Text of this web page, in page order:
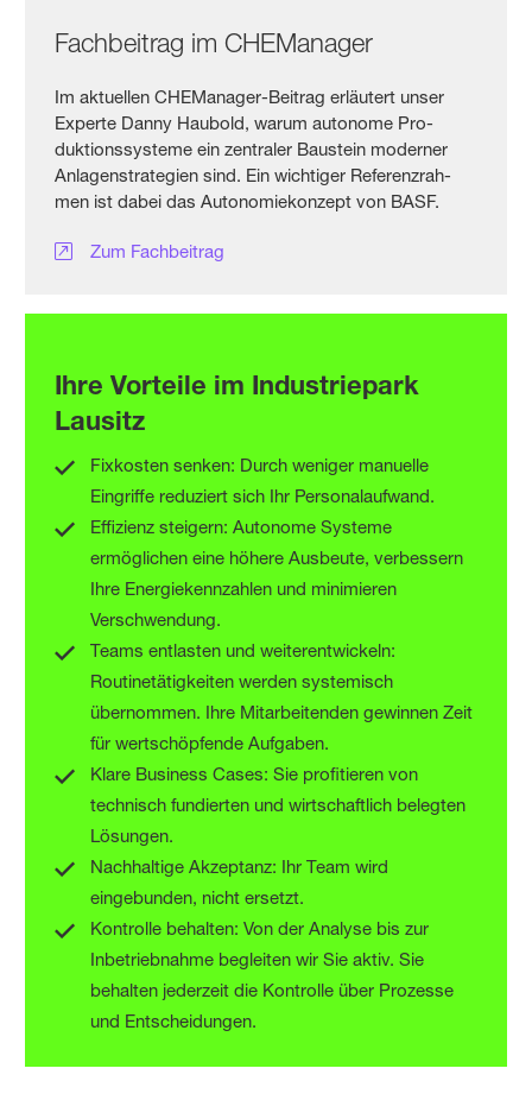
Fachbeitrag im CHEManager
Im aktuellen CHEManager-Beitrag erläutert unser
Experte Danny Haubold, warum autonome Pro­
duktions­sys­teme ein zen­traler Bau­stein mo­der­ner
An­lagen­stra­tegien sind. Ein wich­tiger Re­ferenz­rah­
men ist da­bei das Auto­nomie­kon­zept von BASF.
Zum Fachbeitrag
Ihre Vorteile im Industriepark
Lausitz
Fixkosten senken: Durch weniger manuelle
Eingriffe reduziert sich Ihr Personalaufwand.
Effizienz steigern: Autonome Systeme
ermöglichen eine höhere Ausbeute, verbessern
Ihre Energiekennzahlen und minimieren
Verschwendung.
Teams entlasten und weiterentwickeln:
Routinetätigkeiten werden systemisch
übernommen. Ihre Mitarbeitenden gewinnen Zeit
für wertschöpfende Aufgaben.
Klare Business Cases: Sie profitieren von
technisch fundierten und wirtschaftlich belegten
Lösungen.
Nachhaltige Akzeptanz: Ihr Team wird
eingebunden, nicht ersetzt.
Kontrolle behalten: Von der Analyse bis zur
Inbetriebnahme begleiten wir Sie aktiv. Sie
behalten jederzeit die Kontrolle über Prozesse
und Entscheidungen.